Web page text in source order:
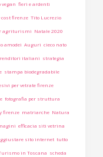
vegan fieri e ardenti
firenze Tito Lucrezio
agriturismi Natale 2020
amodei Auguri cieco nato
italiani strategia
stampa biodegradabile
per vetrate firenze
fotografia per struttura
firenze matriarche Natura
efficacia siti vetrina
sito internet tutto
in Toscana scheda